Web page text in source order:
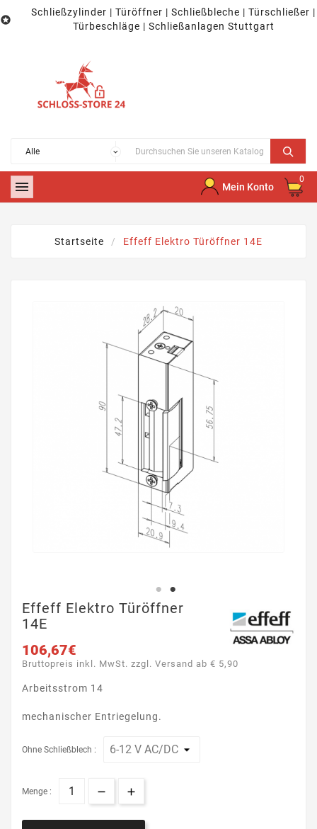

Schließzylinder | Türöffner | Schließbleche | Türschließer |
Türbeschläge | Schließanlagen Stuttgart
 Mein Konto
0
Startseite Effeff Elektro Türöffner 14E
Effeff Elektro Türöffner
14E
106,67€
Bruttopreis inkl. MwSt. zzgl. Versand ab € 5,90
Arbeitsstrom 14
mechanischer Entriegelung.
Ohne Schließblech :
Menge :